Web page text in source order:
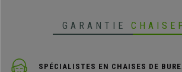
GARANTIE
SPÉCIALISTES EN CHAISES DE